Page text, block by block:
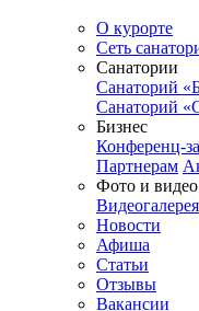
О курорте
Сеть
Санатории
Санаторий
Санаторий
Бизнес
Конференц-
Партнерам
Фото и видео
Видеогалерея
Новости
Афиша
Статьи
Отзывы
Вакансии